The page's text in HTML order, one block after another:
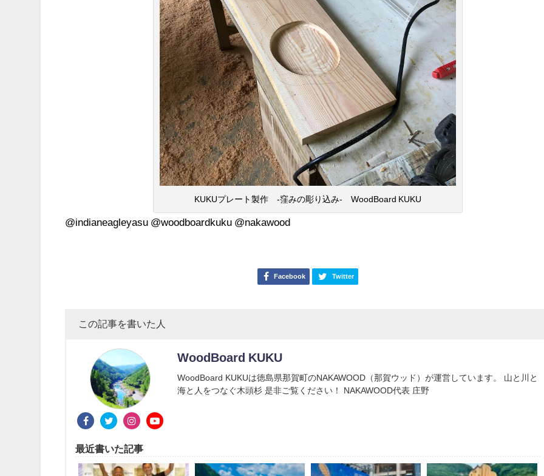
KUKUプレート製作 -窪みの彫り込み- WoodBoard KUKU
@indianeagleyasu @woodboardkuku @nakawood
Facebook Twitter
この記事を書いた人
WoodBoard KUKU
WoodBoard KUKUは徳島県那賀町のNAKAWOOD（那賀ウッド）が運営しています。 山と川と
海と人をつなぐ木頭杉 是非ご覧ください！ NAKAWOOD代表 庄野
最近書いた記事